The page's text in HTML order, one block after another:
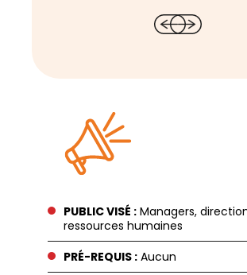
PUBLIC VISÉ : Managers,
ressources humaines
PRÉ-REQUIS : Aucun